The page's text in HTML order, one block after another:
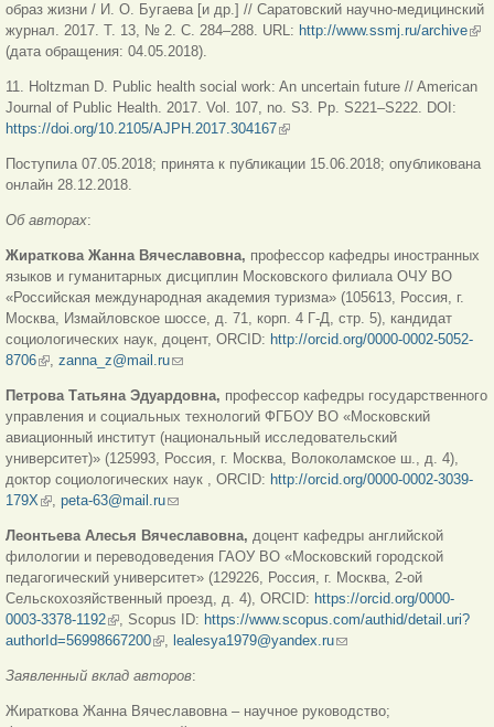
образ жизни / И. О. Бугаева [и др.] // Саратовский научно-медицинский
журнал. 2017. Т. 13, № 2. С. 284–288. URL: http://www.ssmj.ru/archive
(дата обращения: 04.05.2018).
11. Holtzman D. Public health social work: An uncertain future // American
Journal of Public Health. 2017. Vol. 107, no. S3. Pp. S221–S222. DOI:
https://doi.org/10.2105/AJPH.2017.304167(внешняя ссылка)
Поступила 07.05.2018; принята к публикации 15.06.2018; опубликована
онлайн 28.12.2018.
Об авторах:
Жираткова Жанна Вячеславовна, профессор кафедры иностранных
языков и гуманитарных дисциплин Московского филиала ОЧУ ВО
«Российская международная академия туризма» (105613, Россия, г.
Москва, Измайловское шоссе, д. 71, корп. 4 Г-Д, стр. 5), кандидат
социологических наук, доцент, ORCID: http://orcid.org/0000-0002-5052-
8706(внешняя ссылка)
, zanna_z@mail.ru(ссылка для отправки email)
Петрова Татьяна Эдуардовна, профессор кафедры государственного
управления и социальных технологий ФГБОУ ВО «Московский
авиационный институт (национальный исследовательский
университет)» (125993, Россия, г. Москва, Волоколамское ш., д. 4),
доктор социологических наук , ORCID: http://orcid.org/0000-0002-3039-
179X(внешняя ссылка)
, peta-63@mail.ru(ссылка для отправки email)
Леонтьева Алесья Вячеславовна, доцент кафедры английской
филологии и переводоведения ГАОУ ВО «Московский городской
педагогический университет» (129226, Россия, г. Москва, 2-ой
Сельскохозяйственный проезд, д. 4), ORCID: https://orcid.org/0000-
0003-3378-1192(внешняя ссылка)
, Scopus ID: https://www.scopus.com/authid/detail.uri?
authorId=56998667200(внешняя ссылка)
, lealesya1979@yandex.ru(ссылка для отправки
Заявленный вклад авторов:
Жираткова Жанна Вячеславовна – научное руководство;